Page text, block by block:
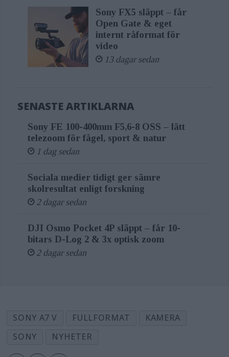
option that provides creators with an
advanced tool capable of keeping up
with their creativity and bringing
them one step closer to achieving
AI-Powered
Performance Boosts
The Alpha 7 V integrates the AI
engine, delivering a substantial leap in
autofocus speed, accuracy, and
improvement[4] in Real-time
Recognition AF that instantly
points and up to 94% frame coverage,
the camera ensures precise subject
Sony FX5 släppt – får
Open Gate & eget
internt råformat för
video
13 dagar sedan
SENASTE ARTIKLARNA
Sony FE 100-400mm F5,6-8 OSS – lätt
telezoom för fågel, sport & natur
1 dag sedan
Sociala medier tidigt ger sämre
skolresultat enligt forskning
2 dagar sedan
DJI Osmo Pocket 4P släppt – får 10-
bitars D-Log 2 & 3x optisk zoom
2 dagar sedan
SONY A7 V FULLFORMAT
KAMERA
SONY
NYHETER